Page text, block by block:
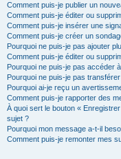
Comment puis-je publier un
Comment puis-je éditer ou
Comment puis-je insérer une
Comment puis-je créer un
Pourquoi ne puis-je pas ajouter
Comment puis-je éditer ou
Pourquoi ne puis-je pas accéder
Pourquoi ne puis-je pas
Pourquoi ai-je reçu un
Comment puis-je rapporter des
À quoi sert le bouton «
sujet ?
Pourquoi mon message a-t-il
Comment puis-je remonter mes